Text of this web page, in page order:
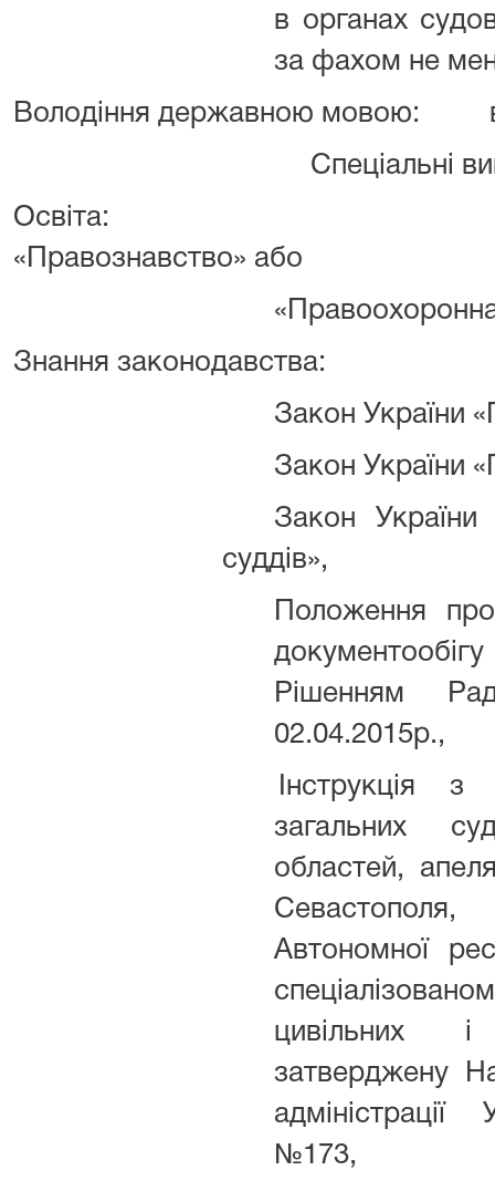
в органах
за фахом не
Володіння державною мовою:
Спеціальні
Освіта:
«Правознавство» або
«Правоохоронна
Знання законодавства:
Закон України
Закон України
Закон України
суддів»,
Положення
Рішенням
02.04.2015р.,
Інструкція
загальних
областей,
Автономної
цивільних
затверджену
№173,